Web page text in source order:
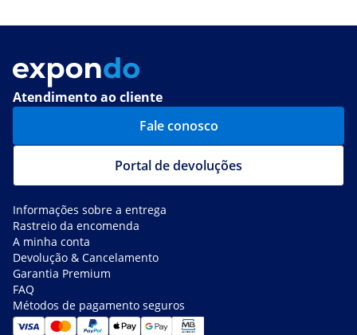
Atendimento ao cliente
Fale conosco
Portal de devoluções
Informações sobre a entrega
Rastreio da encomenda
A minha conta
Devolução & Cancelamento
Garantia Premium
FAQ
Métodos de pagamento seguros